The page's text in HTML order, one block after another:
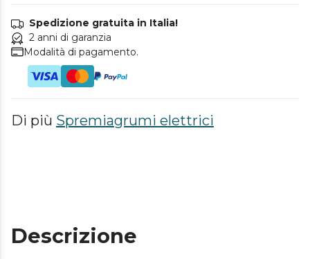
Spedizione gratuita in Italia!
2 anni di garanzia
Modalità di pagamento.
Di più Spremiagrumi elettrici
Descrizione